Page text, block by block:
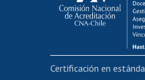
Cursos internos
Bienestar del
Portal de
Certificación en